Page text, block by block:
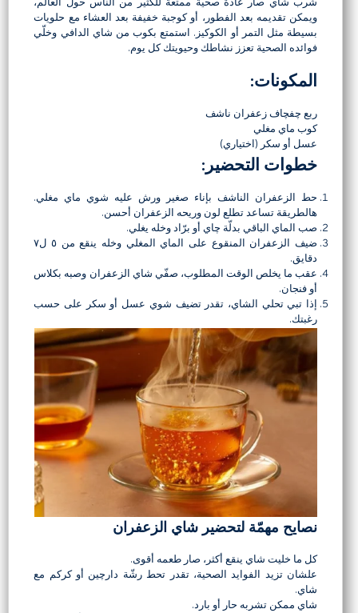
شرب شاي صار عادة صحية ممتعة للكثير من الناس حول العالم،
ويمكن تقديمه بعد الفطور، أو كوجبة خفيفة بعد العشاء مع حلويات
بسيطة مثل التمر أو الكوكيز. استمتع بكوب من شاي الدافي وخلّي
فوائده الصحية تعزز نشاطك وحيويتك كل يوم.
المكونات:
ربع چفچاف زعفران ناشف
كوب ماي مغلي
عسل أو سكر (اختياري)
خطوات التحضير:
حط الزعفران الناشف بإناء صغير ورش عليه شوي ماي مغلي.
هالطريقة تساعد تطلع لون وريحه الزعفران أحسن.
صب الماي الباقي بدلّة چاي أو برّاد وخله يغلي.
ضيف الزعفران المنقوع على الماي المغلي وخله ينقع من ٥ ل٧
دقايق.
عقب ما يخلص الوقت المطلوب، صفّي شاي الزعفران وصبه بكلاس
أو فنجان.
إذا تبي تحلي الشاي، تقدر تضيف شوي عسل أو سكر على حسب
رغبتك.
نصايح مهمّة لتحضير شاي الزعفران
كل ما خليت شاي ينقع أكثر، صار طعمه أقوى.
علشان تزيد الفوايد الصحية، تقدر تحط رشّة دارچين أو كركم مع
شاي.
شاي ممكن تشربه حار أو بارد.